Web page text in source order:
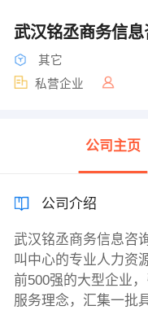
武汉铭丞商务信息
其它
私营企业
公司主页
公司介绍
武汉铭丞商务信息咨
叫中心的专业人力资
前500强的大型企业
服务理念，汇集一批